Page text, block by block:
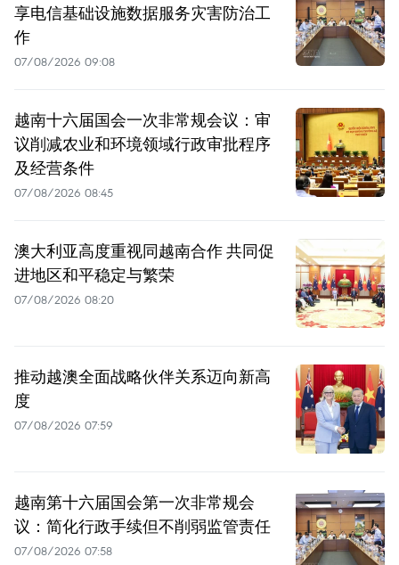
享电信基础设施数据服务灾害防治工
作
07/08/2026 09:08
越南十六届国会一次非常规会议：审
议削减农业和环境领域行政审批程序
及经营条件
07/08/2026 08:45
澳大利亚高度重视同越南合作 共同促
进地区和平稳定与繁荣
07/08/2026 08:20
推动越澳全面战略伙伴关系迈向新高
度
07/08/2026 07:59
越南第十六届国会第一次非常规会
议：简化行政手续但不削弱监管责任
07/08/2026 07:58